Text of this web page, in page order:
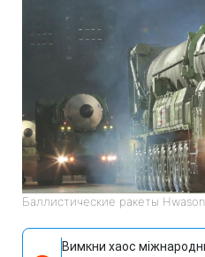
Баллистические ракеты
Вимкни хаос